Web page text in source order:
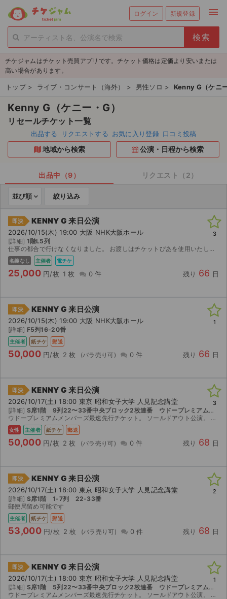
ログイン 新規登録 menu
person_add 新規会員登録
チケットを探す
新着チケット
値下げしたチケット
都道府県からチケットを探す
もうすぐ開催のチケット
チケットのリクエスト一覧
取扱チケット
ライブ・コンサート（国内）
ライブ・コンサート（海外）
イベント
演劇・ミュージカル
ご利用ガイド
手数料・お支払い方法
AIに質問する
よくある質問
お知らせ
チケジャムはチケット売買アプリです。チケット価格は定価より安いまたは
高い場合があります。
トップ > ライブ・コンサート（海外） > 男性ソロ > Kenny G（ケニ
Kenny G（ケニー・G）
リセールチケット一覧
出品する リクエストする お気に入り登録 口コミ投稿
地域から検索 公演・日程から検索
出品中（9） リクエスト（2）
並び順 絞り込み
即決 KENNY G 来日公演
2026/10/15(木) 19:00 大阪 NHK大阪ホール
[詳細] 1階L5列
仕事の都合で行けなくなりました。 お渡しはチケットぴあを使用いたします。
名義なし 主催者 電チケ
25,000 円/枚 1 枚 0 件 残り 66 日
3
即決 KENNY G 来日公演
2026/10/15(木) 19:00 大阪 NHK大阪ホール
[詳細] F5列16-20番
主催者 紙チケ 郵送
50,000 円/枚 2 枚 0 件 残り 66 日
1
即決 KENNY G 来日公演
2026/10/17(土) 18:00 東京 昭和女子大学 人見記念講堂
[詳細] S席1階 9列22〜33番中央ブロック2枚連番 ウドープレミアムメンバーズ最速先行チケット分 【1階】
ウドープレミアムメンバーズ最速先行チケット。 ソールドアウト公演。 ※丁寧かつ迅速な対応に努めます※ 楽しみにしておりましたが別の予定を優先せざるを得ない状況になりましたので、やむ無くお譲...
女性 主催者 紙チケ 郵送
50,000 円/枚 2 枚 0 件 残り 68 日
3
即決 KENNY G 来日公演
2026/10/17(土) 18:00 東京 昭和女子大学 人見記念講堂
[詳細] S席1階 1-7列 22-33番
郵便局留め可能です
主催者 紙チケ 郵送
53,000 円/枚 2 枚 0 件 残り 68 日
2
即決 KENNY G 来日公演
2026/10/17(土) 18:00 東京 昭和女子大学 人見記念講堂
[詳細] S席1階 5列22〜33番中央ブロック2枚連番 ウドープレミアムメンバーズ最速先行チケット分 【1階】
ウドープレミアムメンバーズ最速先行チケット。 ソールドアウト公演。 ※丁寧かつ迅速な対応に努めます※ 楽しみにしておりましたが別の予定を優先せざるを得ない状況になりましたので、やむ無くお譲...
1